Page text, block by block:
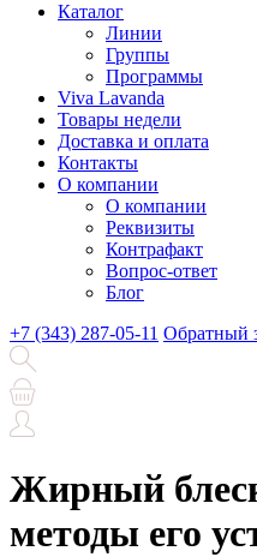
Каталог
Линии
Группы
Программы
Viva Lavanda
Товары недели
Доставка и оплата
Контакты
О компании
О компании
Реквизиты
Контрафакт
Вопрос-ответ
Блог
+7 (343) 287-05-11 Обратный
Жирный
методы его